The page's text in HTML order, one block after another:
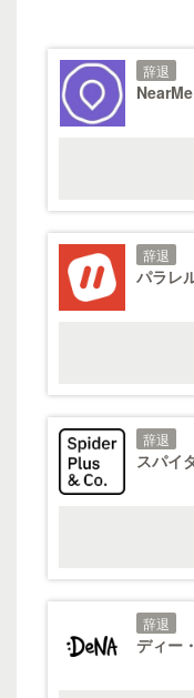
辞退
NearMe
辞退
パラレ
辞退
スパイ
辞退
ディー